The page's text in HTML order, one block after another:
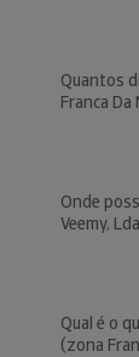
Quantos
Franca Da
Onde
Veemy,
Qual é o
(zona